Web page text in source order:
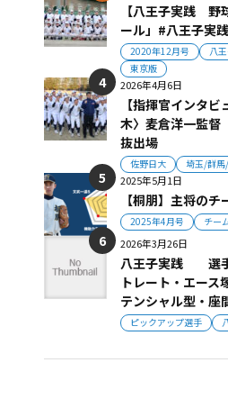
【八王子実践 野
ール」#八王子実践
2020年12月号 八
東京版
2026年4月6日
【指揮官インタ
木〉麦倉洋一監
抜出場
佐野日大 埼玉/群
2025年5月1日
【桐朋】主将のチ
2025年4月号 チー
2026年3月26日
八王子実践 選手
トレート・エー
テンシャル型・座
ピックアップ選手